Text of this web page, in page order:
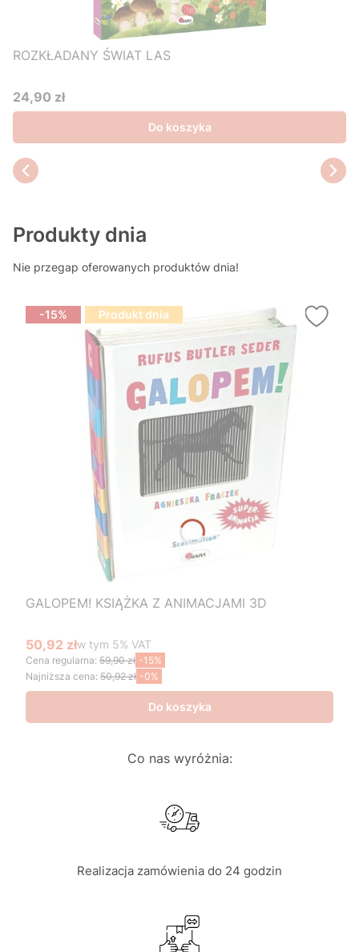
ROZKŁADANY ŚWIAT LAS
Cena
24,90 zł
Do koszyka
Produkty dnia
Nie przegap oferowanych produktów dnia!
-15% Produkt dnia
GALOPEM! KSIĄŻKA Z ANIMACJAMI 3D
Cena promocyjna brutto
50,92 złw tym %s VAT
w tym 5% VAT
Cena regularna: 59,90 zł -15%
Najniższa cena: 50,92 zł -0%
Do koszyka
Co nas wyróżnia:
Realizacja zamówienia do 24 godzin